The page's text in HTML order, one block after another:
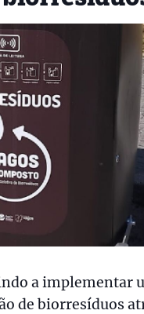
a implementar
de biorresíduos